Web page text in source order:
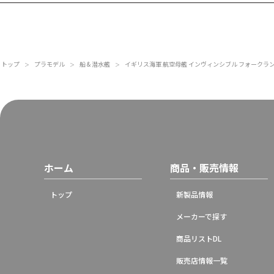
トップ ＞ プラモデル ＞ 船 & 潜水艦 ＞ イギリス海軍 航空母艦 インヴィンシブル フォークラ
ホーム
トップ
商品・販売情報
新製品情報
メーカーで探す
商品リストDL
販売店情報一覧